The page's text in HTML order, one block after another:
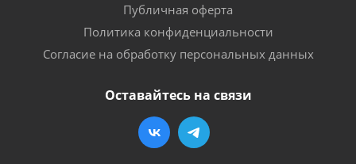
Публичная оферта
Политика конфиденциальности
Согласие на обработку персональных данных
Оставайтесь на связи